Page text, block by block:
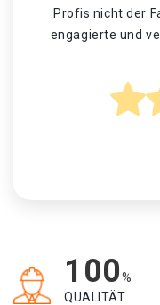
Profis nicht der
engagierte und
100%
QUALITÄT